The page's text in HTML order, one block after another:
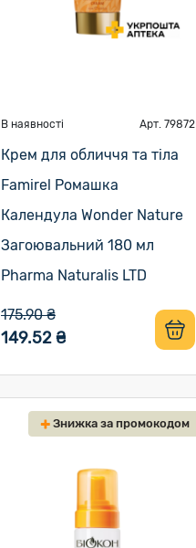
В наявності Арт. 79872
Крем для обличчя та тіла
Famirel Ромашка
Календула Wonder Nature
Загоювальний 180 мл
Pharma Naturalis LTD
175.90 ₴
149.52 ₴
Знижка за промокодом